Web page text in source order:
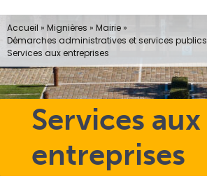
Services aux
entreprises
Accueil » Mignières » Mairie»
Démarches administratives et services publics
Services aux entreprises